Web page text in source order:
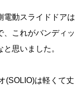
電動スライドドアは
、これがバンディッ
思いました。
(SOLIO)は軽くて丈